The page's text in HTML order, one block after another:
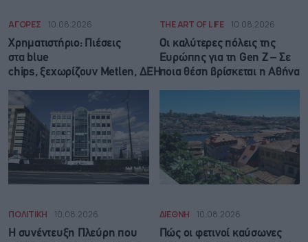
ΑΓΟΡΕΣ 10.08.2026
Χρηματιστήριο: Πιέσεις
στα blue
chips, ξεχωρίζουν Metlen, ΔΕΗ
THE ART OF LIFE 10.08.2026
Οι καλύτερες πόλεις της
Ευρώπης για τη Gen Z – Σε
ποια θέση βρίσκεται η Αθήνα
ΠΟΛΙΤΙΚΗ 10.08.2026
Η συνέντευξη Πλεύρη που
ΔΙΕΘΝΗ 10.08.2026
Πώς οι φετινοί καύσωνες